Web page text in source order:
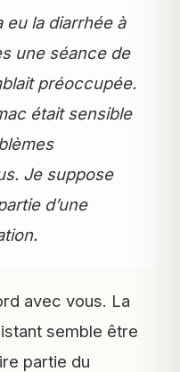
la diarrhée à
une séance de
préoccupée.
était sensible
Je suppose
d’une
avec vous. La
semble être
partie du